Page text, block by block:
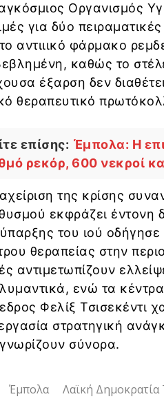
Οργανισμός
για δύο
αντιιικό φάρμακο
καθώς το
έξαρση δεν
θεραπευτικό
επίσης: Έμπολα: Η
ρεκόρ, 600 νεκροί
της κρίσης
εκφράζει έντονη
του ιού
θεραπείας στην
αντιμετωπίζουν
ενώ τα
Φελίξ Τσισεκέντι
στρατηγική
σύνορα.
Έμπολα Λαϊκή